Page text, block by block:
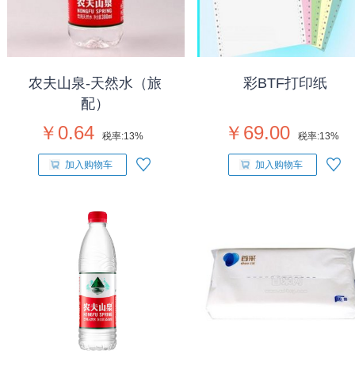
农夫山泉-天然水（旅
配）
￥0.64 税率:13%
加入购物车
彩BTF打印纸
￥69.00 税率:13%
加入购物车